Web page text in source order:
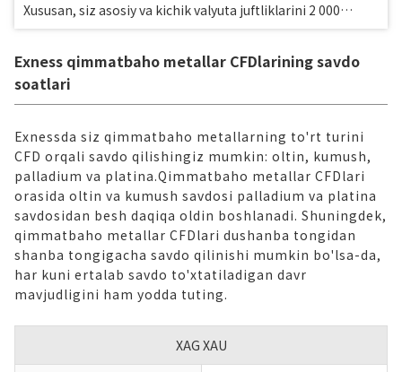
Xususan, siz asosiy va kichik valyuta juftliklarini 2 000
barobar leverage bilan savdo qilishingiz mumkin. Iltimos,
tanlang va muammosiz valyuta juftliklari savdosidan
bahramand bo'ling.
Exness qimmatbaho metallar CFDlarining savdo
soatlari
Exnessda siz qimmatbaho metallarning to'rt turini
CFD orqali savdo qilishingiz mumkin: oltin, kumush,
palladium va platina.Qimmatbaho metallar CFDlari
orasida oltin va kumush savdosi palladium va platina
savdosidan besh daqiqa oldin boshlanadi. Shuningdek,
qimmatbaho metallar CFDlari dushanba tongidan
shanba tongigacha savdo qilinishi mumkin bo'lsa-da,
har kuni ertalab savdo to'xtatiladigan davr
mavjudligini ham yodda tuting.
XAG XAU